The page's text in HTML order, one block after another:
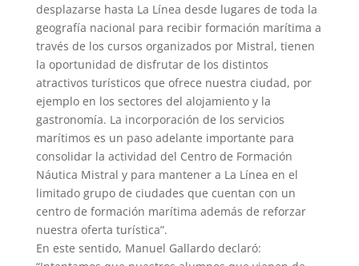
desplazarse hasta La Línea desde lugares de toda la
geografía nacional para recibir formación marítima a
través de los cursos organizados por Mistral, tienen
la oportunidad de disfrutar de los distintos
atractivos turísticos que ofrece nuestra ciudad, por
ejemplo en los sectores del alojamiento y la
gastronomía. La incorporación de los servicios
marítimos es un paso adelante importante para
consolidar la actividad del Centro de Formación
Náutica Mistral y para mantener a La Línea en el
limitado grupo de ciudades que cuentan con un
centro de formación marítima además de reforzar
nuestra oferta turística”.
En este sentido, Manuel Gallardo declaró: